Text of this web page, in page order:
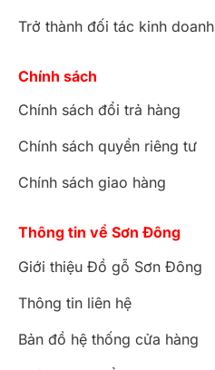
Trở thành đối tác kinh doanh
Chính sách
Chính sách đổi trả hàng
Chính sách quyền riêng tư
Chính sách giao hàng
Thông tin về Sơn Đông
Giới thiệu Đồ gỗ Sơn Đông
Thông tin liên hệ
Bản đồ hệ thống cửa hàng